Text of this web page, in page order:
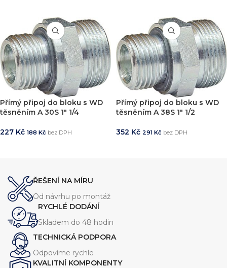
Přímý připoj do bloku s WD
těsněním A 30S 1″ 1/4
227 Kč 188 Kč bez DPH
Přímý připoj do bloku s WD
těsněním A 38S 1″ 1/2
352 Kč 291 Kč bez DPH
ŘEŠENÍ NA MÍRU
Od návrhu po montáž
RYCHLÉ DODÁNÍ
Skladem do 48 hodin
TECHNICKÁ PODPORA
Odpovíme rychle
KVALITNÍ KOMPONENTY